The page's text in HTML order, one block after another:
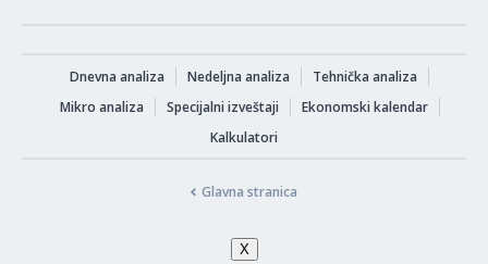
Dnevna analiza Nedeljna analiza
Tehnička analiza
Mikro analiza
Specijalni izveštaji
Ekonomski kalendar
Kalkulatori
Glavna stranica